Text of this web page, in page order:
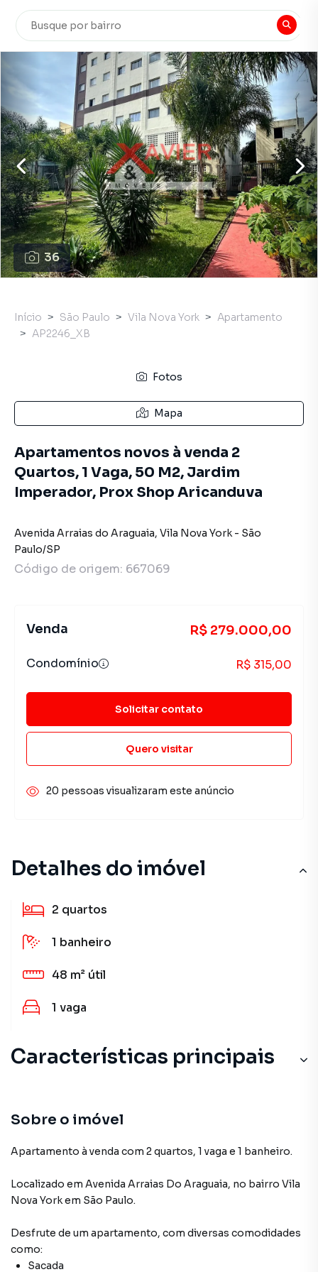
36
Detalhes do imóvel
2 quartos
1 banheiro
48 m² útil
1 vaga
Características principais
Sobre o imóvel
Apartamento à venda com 2 quartos, 1 vaga e 1 banheiro.
Localizado em Avenida Arraias Do Araguaia, no bairro Vila
Nova Yorkem São Paulo.
Desfrute de um apartamento, com diversas comodidades
como:
Sacada
Início São Paulo Vila Nova York
Apartamento
AP2246_XB
Fotos
Mapa
Apartamentos novos à venda 2
Quartos, 1 Vaga, 50 M2, Jardim
Imperador, Prox Shop Aricanduva
Avenida Arraias do Araguaia, Vila Nova York- São
Paulo/SP
Código de origem: 667069
Venda R$ 279.000,00
Condomínio R$ 315,00
Solicitar contato
Quero visitar
20 pessoas visualizaram este anúncio